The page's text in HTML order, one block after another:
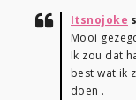
Itsnojoke
Mooi
Ik zou dat
best wat ik
doen .